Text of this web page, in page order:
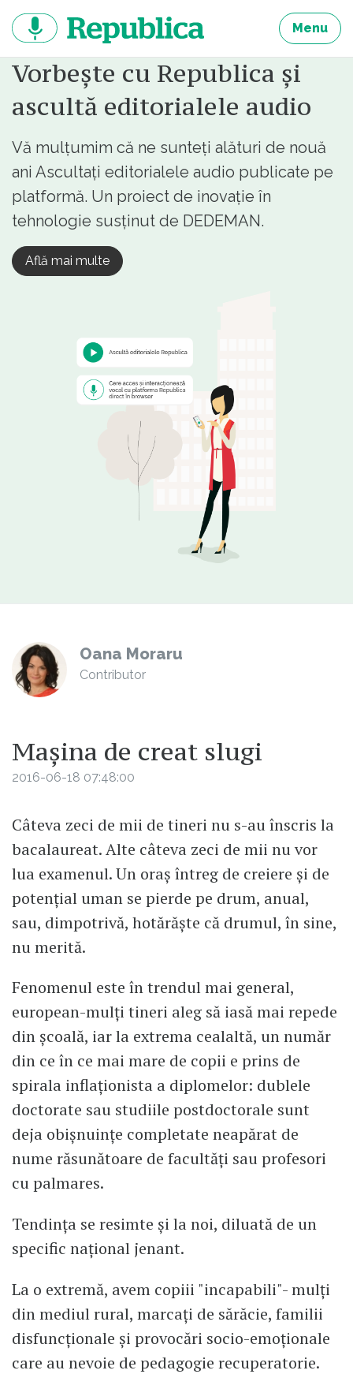
continut
Menu
Vorbește cu Republica și
ascultă editorialele audio
Vă mulțumim că ne sunteți alături de nouă
ani Ascultați editorialele audio publicate pe
platformă. Un proiect de inovație în
tehnologie susținut de DEDEMAN.
Află mai multe
Oana Moraru
Contributor
Mașina de creat slugi
2016-06-18 07:48:00
Câteva zeci de mii de tineri nu s-au înscris la
bacalaureat. Alte câteva zeci de mii nu vor
lua examenul. Un oraș întreg de creiere și de
potențial uman se pierde pe drum, anual,
sau, dimpotrivă, hotărăște că drumul, în sine,
nu merită.
Fenomenul este în trendul mai general,
european-mulți tineri aleg să iasă mai repede
din școală, iar la extrema cealaltă, un număr
din ce în ce mai mare de copii e prins de
spirala inflaționista a diplomelor: dublele
doctorate sau studiile postdoctorale sunt
deja obișnuințe completate neapărat de
nume răsunătoare de facultăți sau profesori
cu palmares.
Tendința se resimte și la noi, diluată de un
specific național jenant.
La o extremă, avem copiii "incapabili"- mulți
din mediul rural, marcați de sărăcie, familii
disfuncționale și provocări socio-emoționale
care au nevoie de pedagogie recuperatorie.